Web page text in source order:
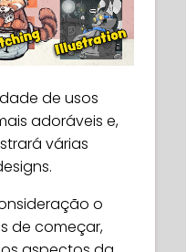
de usos
adoráveis e,
várias
o
de começar,